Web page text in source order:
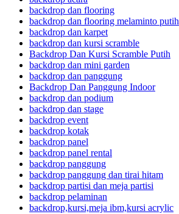
backdrop dan flooring
backdrop dan flooring melaminto putih
backdrop dan karpet
backdrop dan kursi scramble
Backdrop Dan Kursi Scramble Putih
backdrop dan mini garden
backdrop dan panggung
Backdrop Dan Panggung Indoor
backdrop dan podium
backdrop dan stage
backdrop event
backdrop kotak
backdrop panel
backdrop panel rental
backdrop panggung
backdrop panggung dan tirai hitam
backdrop partisi dan meja partisi
backdrop pelaminan
backdrop,kursi,meja ibm,kursi acrylic